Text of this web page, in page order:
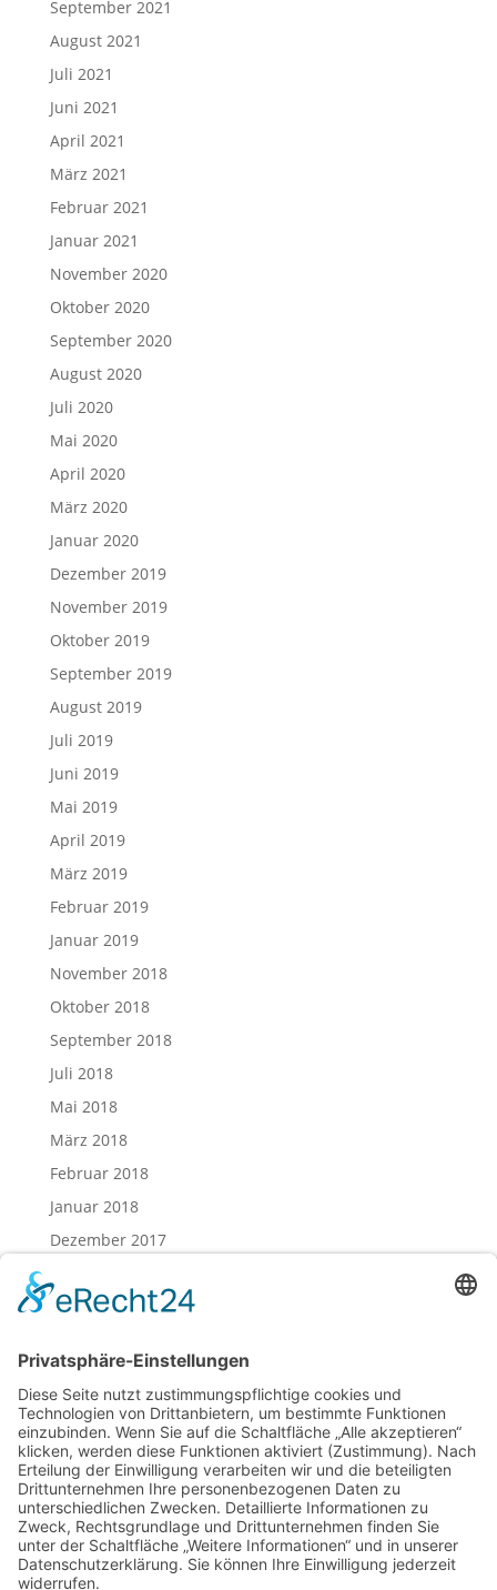
September 2021
August 2021
Juli 2021
Juni 2021
April 2021
März 2021
Februar 2021
Januar 2021
November 2020
Oktober 2020
September 2020
August 2020
Juli 2020
Mai 2020
April 2020
März 2020
Januar 2020
Dezember 2019
November 2019
Oktober 2019
September 2019
August 2019
Juli 2019
Juni 2019
Mai 2019
April 2019
März 2019
Februar 2019
Januar 2019
November 2018
Oktober 2018
September 2018
Juli 2018
Mai 2018
März 2018
Februar 2018
Januar 2018
Dezember 2017
Oktober 2017
Juli 2017
Juni 2017
Mai 2017
April 2017
März 2017
Februar 2017